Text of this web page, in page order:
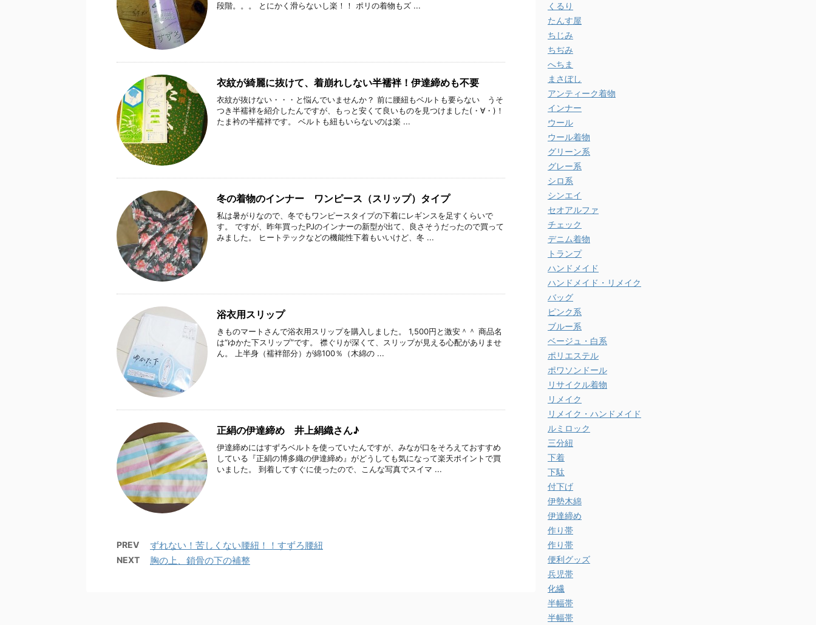
段階。。。 とにかく滑らないし楽！！ ポリの着物もズ ...
衣紋が綺麗に抜けて、着崩れしない半襦袢！伊達締めも不要
衣紋が抜けない・・・と悩んでいませんか？ 前に腰紐もベルトも要らない うそ
つき半襦袢を紹介したんですが、もっと安くて良いものを見つけました(・∀・)！
たま衿の半襦袢です。 ベルトも紐もいらないのは楽 ...
冬の着物のインナー ワンピース（スリップ）タイプ
私は暑がりなので、冬でもワンピースタイプの下着にレギンスを足すくらいで
す。 ですが、昨年買ったPJのインナーの新型が出て、良さそうだったので買って
みました。 ヒートテックなどの機能性下着もいいけど、冬 ...
浴衣用スリップ
きものマートさんで浴衣用スリップを購入しました。 1,500円と激安＾＾ 商品名
は“ゆかた下スリップ”です。 襟ぐりが深くて、スリップが見える心配がありませ
ん。 上半身（襦袢部分）が綿100％（木綿の ...
正絹の伊達締め 井上絹織さん♪
伊達締めにはすずろベルトを使っていたんですが、みなが口をそろえておすすめ
している『正絹の博多織の伊達締め』がどうしても気になって楽天ポイントで買
いました。 到着してすぐに使ったので、こんな写真でスイマ ...
PREV ずれない！苦しくない腰紐！！すずろ腰紐
NEXT 胸の上、鎖骨の下の補整
くるり
たんす屋
ちじみ
ちぢみ
へちま
まさぼし
アンティーク着物
インナー
ウール
ウール着物
グリーン系
グレー系
シロ系
シンエイ
セオアルファ
チェック
デニム着物
トランプ
ハンドメイド
ハンドメイド・リメイク
バッグ
ピンク系
ブルー系
ベージュ・白系
ポリエステル
ポワソンドール
リサイクル着物
リメイク
リメイク・ハンドメイド
ルミロック
三分紐
下着
下駄
付下げ
伊勢木綿
伊達締め
作り帯
作り帯
便利グッズ
兵児帯
化繊
半幅帯
半幅帯